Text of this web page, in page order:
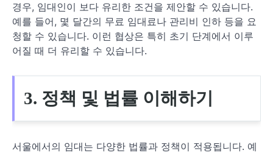
경우, 임대인이 보다 유리한 조건을 제안할 수 있습니다.
예를 들어, 몇 달간의 무료 임대료나 관리비 인하 등을 요
청할 수 있습니다. 이런 협상은 특히 초기 단계에서 이루
어질 때 더 유리할 수 있습니다.
3. 정책 및 법률 이해하기
서울에서의 임대는 다양한 법률과 정책이 적용됩니다. 예